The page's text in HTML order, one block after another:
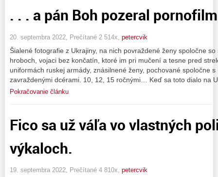
. . . a pán Boh pozeral
20. septembra 2022, Prečítané 2 514x, petercvik
Šialené fotografie z Ukrajiny, na nich povraždené ženy spoločne
hroboch, vojaci bez končatín, ktoré im pri mučení a tesne pred
uniformách ruskej armády, znásilnené ženy, pochované spoločne
zavraždenými dcérami. 10, 12, 15 ročnými… Keď sa toto dialo na
Pokračovanie článku
Fico sa už váľa vo vlastných
výkaloch.
19. septembra 2022, Prečítané 4 810x, petercvik